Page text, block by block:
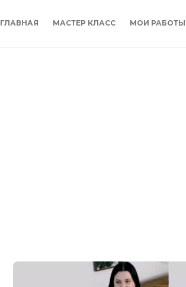
ГЛАВНАЯ МАСТЕР КЛАСС МОИ РАБОТЫ